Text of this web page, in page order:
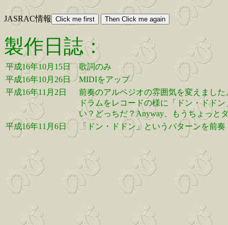
JASRAC情報
製作日誌：
平成16年10月15日
歌詞のみ
平成16年10月26日
MIDIをアップ
平成16年11月2日
前奏のアルペジオの雰囲気を変えました
ドラムをレコードの様に「ドン・ドド
い？どっちだ？Anyway、もうちょっと
平成16年11月6日
「ドン・ドドン」というパターンを前